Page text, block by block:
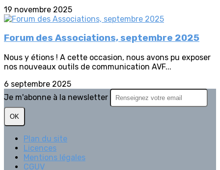
19 novembre 2025
Forum des Associations, septembre 2025
Nous y étions ! A cette occasion, nous avons pu exposer
nos nouveaux outils de communication AVF...
6 septembre 2025
Je m'abonne à la newsletter
OK
Plan du site
Licences
Mentions légales
CGUV